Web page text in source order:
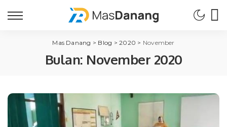
Mas Danang > Blog >2020 > November
Bulan: November 2020